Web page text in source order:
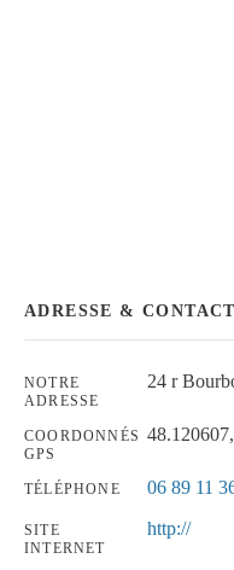
ADRESSE & CONTACT
NOTRE
ADRESSE
24 r
COORDONNÉS
GPS
TÉLÉPHONE 06 89 11
SITE
INTERNET
http://